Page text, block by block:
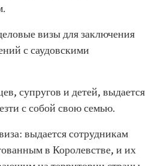
визы для заключения
с саудовскими
супругов и детей, выдается
с собой свою семью.
выдается сотрудникам
в Королевстве, и их